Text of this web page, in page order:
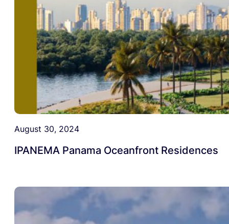
August 30, 2024
IPANEMA Panama Oceanfront Residences